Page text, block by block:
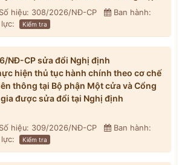
Số hiệu: 308/2026/NĐ-CP
Ban hành:
Kiểm tra
NĐ-CP sửa đổi Nghị định
hiện thủ tục hành chính theo cơ chế
thông tại Bộ phận Một cửa và Cổng
được sửa đổi tại Nghị định
Số hiệu: 309/2026/NĐ-CP
Ban hành:
Kiểm tra